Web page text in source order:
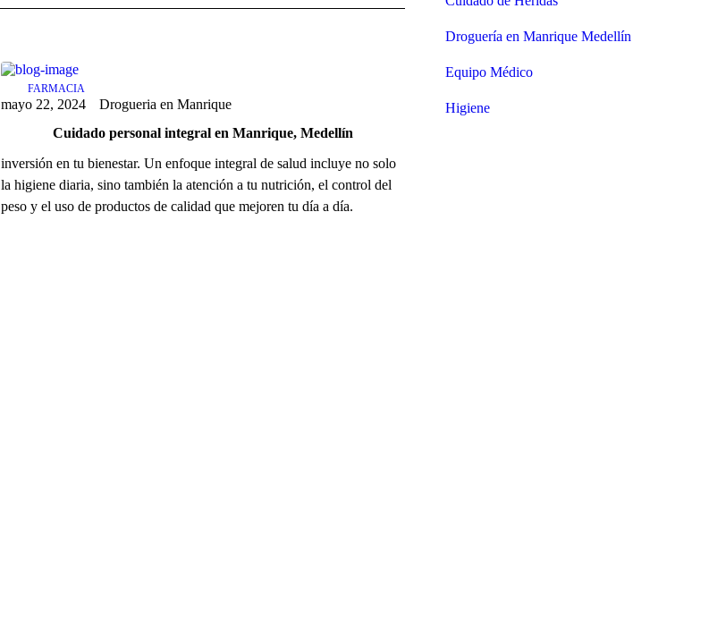
FARMACIA
mayo 22, 2024
Drogueria en Manrique
Cuidado personal integral en Manrique, Medellín
inversión en tu bienestar. Un enfoque integral de salud incluye no solo
la higiene diaria, sino también la atención a tu nutrición, el control del
peso y el uso de productos de calidad que mejoren tu día a día.
Droguería en Manrique Medellín
Equipo Médico
Higiene